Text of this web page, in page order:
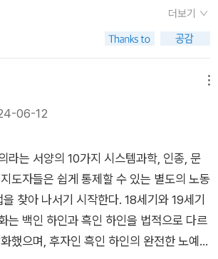
굳어졌다.제국에 대해서, 국민에 대해서 논
지막에는 공동선을 다루고 있다. 프로이트
이에 대해 많은 것을 적어 놓았다. 그가 쓴
직감과 개인적인 해석을 바탕으로 썼으며,
만인이라 생각하였으며, 인간이 만든 문명
하고 있었다. 인간의 내면 속 불안의 실체
간의 욕구와 본성에 대해서, 깊이 파고들
로는 '매스로의 요구단계설' 을 써서, 인간
하나하나 해체하고자 하였다.
하루 동안 유고슬라비아가 되었다는 사실
무것도 없다. 내가 보기에 이 이야기는 기
도로 보인다. 난관에 부닥친 왕족이라는 전
국민적인 영웅이자 요정인 대부의 너그러
이라는 마법을 통해서 구원받았다는 동화
모든 얘기 외에도 클레리지스 호텔 스위트룸
련된 또 다른 요소가 있다. 바로 국민이다.
의 세계사를 다루고 있는 책들이 연
주제를 다루고 있는 반면에, 이 책은 개념
야기를 풀어내고 있어 신선했다. 서양 문명
적해 거짓말이 지탱하고 있던 세계사라는 파
진 사람들을 위주로 하므로. ‘서양문명이란,
에 성공한 사례’라는 표현이 와 닿는다. 특
타’는 정의와 평등이라는 보편적인 관념을
라고 한다. 그런데 모두의 자유와 평등이라
스트로 추앙받았고, 나 또한 그렇게 배웠기
았다. 그러나 마그나 카르타는 여러번 수정
전을 보더라도 엄청난 특권을 지닌 아주
계약일 뿐이라고 한다. 게다가 마그나 카르
역되는데, ‘대’라면 상대적으로 ‘작은’ 헌
게 ‘삼림헌장’이라는 것도 알았다. 너무나
는 이 ‘삼림헌장’이라는 것도 처음알게되
역할도 해 주는 책이었습니다. 대략적인 역
안의 세부적인 내용들을 조금 더 깊은 시
말머리에서도 책의 의도를 먼저 살펴볼 수
주로 서양 문명(그 중에서도 영국)을 중심으
. 그리고 서양 문명의 양식들이 전 세계에
게 독자들에게 소개해 주고 있는 듯합니다.
못했던 세계사 내용들을 확인할 수 있어서
하면서 넘어갔던 역사 속 이야기도 다시
으로 만날 수 있게끔 해 준다고 볼 수 있습
, 법, 민주주의 등을 포함해 총 10장으로 이
더보기
06-12
라는 서양의 10가지 시스템과학, 인종, 문
도자들은 쉽게 통제할 수 있는 별도의 노동
찾아 나서기 시작한다. 18세기와 19세기
는 백인 하인과 흑인 하인을 법적으로 다르
했으며, 후자인 흑인 하인의 완전한 노예화